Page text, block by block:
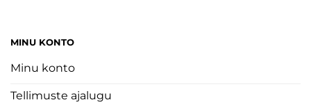
MINU KONTO
Minu konto
Tellimuste ajalugu